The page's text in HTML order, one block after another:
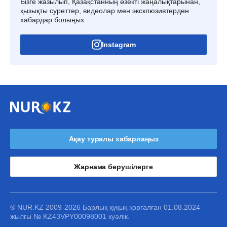
қызықты суреттер, видеолар мен эксклюзивтерден
хабардар болыңыз.
Instagram
Ақау туралы хабарлаңыз
Жарнама берушілерге
® NUR.KZ 2009-2026 Барлық құқық қорғалған 01.08.2024
жылғы № KZ43VPY00098001 куәлік.